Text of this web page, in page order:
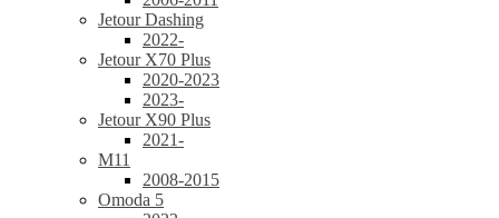
Jetour Dashing
2022-
Jetour X70 Plus
2020-2023
2023-
Jetour X90 Plus
2021-
M11
2008-2015
Omoda 5